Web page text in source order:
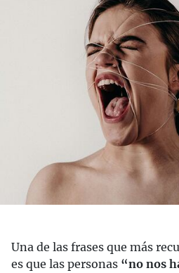
Una de las frases que más
es que las personas “no nos